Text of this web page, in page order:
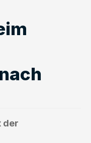
der